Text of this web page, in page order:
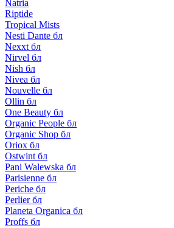
Natria
Riptide
Tropical Mists
Nesti Dante бл
Nexxt бл
Nirvel бл
Nish бл
Nivea бл
Nouvelle бл
Ollin бл
One Beauty бл
Organic People бл
Organic Shop бл
Oriox бл
Ostwint бл
Pani Walewska бл
Parisienne бл
Periche бл
Perlier бл
Planeta Organica бл
Proffs бл